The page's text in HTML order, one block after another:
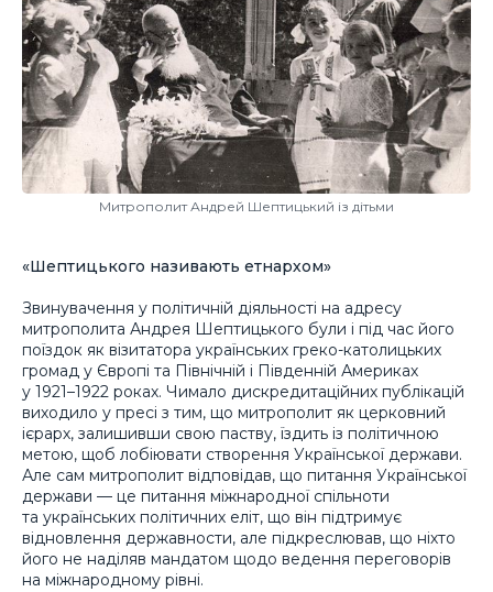
Митрополит Андрей Шептицький із дітьми
«Шептицького називають етнархом»
Звинувачення у політичній діяльності на адресу
митрополита Андрея Шептицького були і під час його
поїздок як візитатора українських греко-католицьких
громад у Європі та Північній і Південній Америках
у 1921–1922 роках. Чимало дискредитаційних публікацій
виходило у пресі з тим, що митрополит як церковний
ієрарх, залишивши свою паству, їздить із політичною
метою, щоб лобіювати створення Української держави.
Але сам митрополит відповідав, що питання Української
держави — це питання міжнародної спільноти
та українських політичних еліт, що він підтримує
відновлення державности, але підкреслював, що ніхто
його не наділяв мандатом щодо ведення переговорів
на міжнародному рівні.